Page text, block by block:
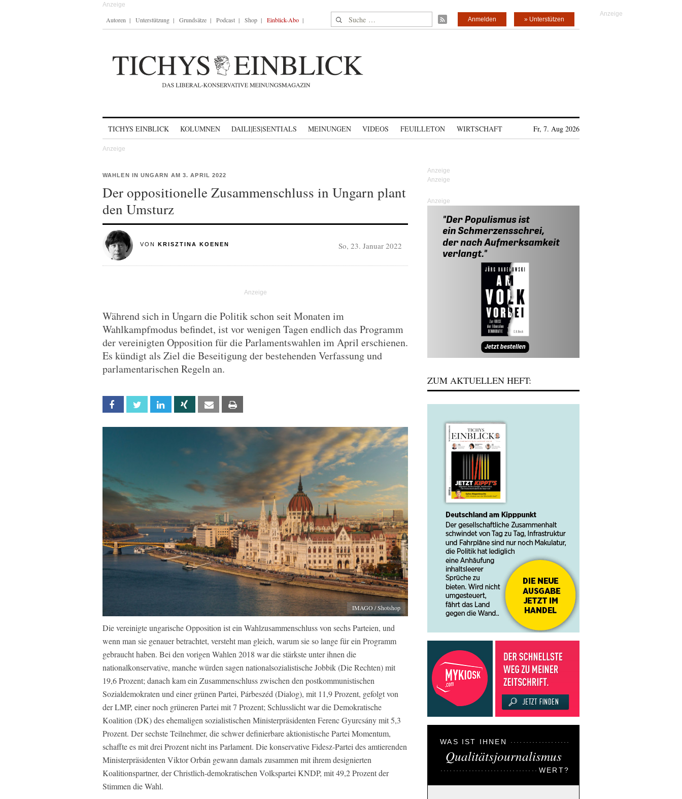
Autoren Unterstützung Grundsätze Podcast Shop Einblick-Abo Suche nach: » Unterstützen
Anmelden
TICHYS EINBLICK KOLUMNEN DAILI|ES|SENTIALS MEINUNGEN VIDEOS FEUILLETON WIRTSCHAFT Fr, 7. Aug 2026
WAHLEN IN UNGARN AM 3. APRIL 2022
Der oppositionelle Zusammenschluss in Ungarn plant
den Umsturz
VON KRISZTINA KOENEN So, 23. Januar 2022
Während sich in Ungarn die Politik schon seit Monaten im
Wahlkampfmodus befindet, ist vor wenigen Tagen endlich das Programm
der vereinigten Opposition für die Parlamentswahlen im April erschienen.
Es kündigt als Ziel die Beseitigung der bestehenden Verfassung und
parlamentarischen Regeln an.
Facebook Twitter Linkedin Xing Email
IMAGO / Shotshop
Die vereinigte ungarische Opposition ist ein Wahlzusammenschluss von sechs Parteien, und
wenn man sie genauer betrachtet, versteht man gleich, warum sie so lange für ein Programm
gebraucht haben. Bei den vorigen Wahlen 2018 war die stärkste unter ihnen die
nationalkonservative, manche würden sagen nationalsozialistische Jobbik (Die Rechten) mit
19,6 Prozent; danach kam ein Zusammenschluss zwischen den postkommunistischen
Sozialdemokraten und einer grünen Partei, Párbeszéd (Dialog), mit 11,9 Prozent, gefolgt von
der LMP, einer noch grüneren Partei mit 7 Prozent; Schlusslicht war die Demokratische
Koalition (DK) des ehemaligen sozialistischen Ministerpräsidenten Ferenc Gyurcsány mit 5,3
Prozent. Der sechste Teilnehmer, die schwer definierbare aktionistische Partei Momentum,
schaffte es mit drei Prozent nicht ins Parlament. Die konservative Fidesz-Partei des amtierenden
Ministerpräsidenten Viktor Orbán gewann damals zusammen mit ihrem designierten
Koalitionspartner, der Christlich-demokratischen Volkspartei KNDP, mit 49,2 Prozent der
Stimmen die Wahl.
Anzeige
ZUM AKTUELLEN HEFT:
WAS IST IHNEN
Qualitätsjournalismus
WERT?